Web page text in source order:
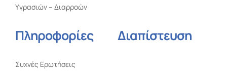
Υγρασιών – Διαρροών
Πληροφορίες
Συχνές Ερωτήσεις
Διαπίστευση